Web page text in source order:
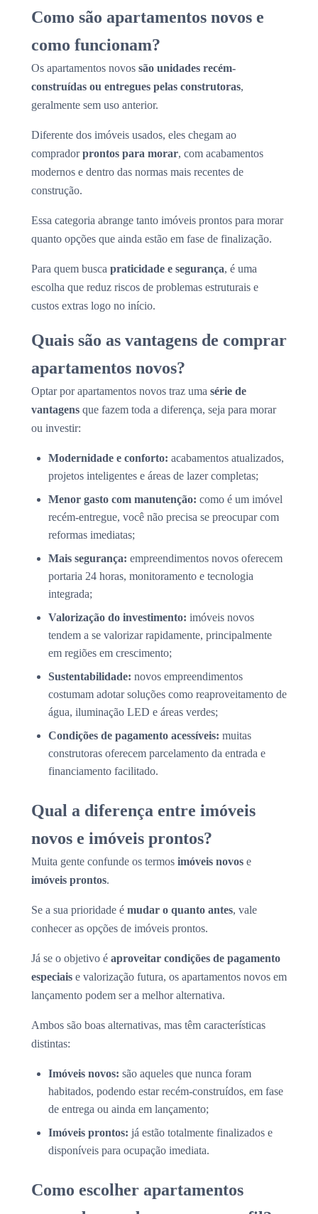
Como são apartamentos novos e
como funcionam?
Os apartamentos novos são unidades recém-
construídas ou entregues pelas construtoras,
geralmente sem uso anterior.
Diferente dos imóveis usados, eles chegam ao
compradorprontos para morar, com acabamentos
modernos e dentro das normas mais recentes de
construção.
Essa categoria abrange tanto imóveis prontos para morar
quanto opções que ainda estão em fase de finalização.
Para quem busca praticidade e segurança, é uma
escolha que reduz riscos de problemas estruturais e
custos extras logo no início.
Quais são as vantagens de comprar
apartamentos novos?
Optar por apartamentos novos traz uma série de
vantagens que fazem toda a diferença, seja para morar
ou investir:
Modernidade e conforto: acabamentos atualizados,
projetos inteligentes e áreas de lazer completas;
Menor gasto com manutenção: como é um imóvel
recém-entregue, você não precisa se preocupar com
reformas imediatas;
Mais segurança: empreendimentos novos oferecem
portaria 24 horas, monitoramento e tecnologia
integrada;
Valorização do investimento: imóveis novos
tendem a se valorizar rapidamente, principalmente
em regiões em crescimento;
Sustentabilidade: novos empreendimentos
costumam adotar soluções como reaproveitamento de
água, iluminação LED e áreas verdes;
Condições de pagamento acessíveis: muitas
construtoras oferecem parcelamento da entrada e
financiamento facilitado.
Qual a diferença entre imóveis
novos e imóveis prontos?
Muita gente confunde os termos imóveis novos e
imóveis prontos.
Se a sua prioridade é mudar o quanto antes, vale
conhecer as opções de imóveis prontos.
Já se o objetivo é aproveitar condições de pagamento
especiais e valorização futura, os apartamentos novos em
lançamento podem ser a melhor alternativa.
Ambos são boas alternativas, mas têm características
distintas:
Imóveis novos: são aqueles que nunca foram
habitados, podendo estar recém-construídos, em fase
de entrega ou ainda em lançamento;
Imóveis prontos: já estão totalmente finalizados e
disponíveis para ocupação imediata.
Como escolher apartamentos